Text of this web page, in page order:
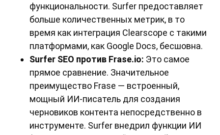
функциональности. Surfer предоставляет
больше количественных метрик, в то
время как интеграция Clearscope с такими
платформами, как Google Docs, бесшовна.
Surfer SEO против Frase.io: Это самое
прямое сравнение. Значительное
преимущество Frase — встроенный,
мощный ИИ-писатель для создания
черновиков контента непосредственно в
инструменте. Surfer внедрил функции ИИ